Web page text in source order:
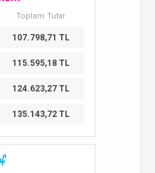
Toplam Tutar
107.798,71 TL
115.595,18 TL
124.623,27 TL
135.143,72 TL